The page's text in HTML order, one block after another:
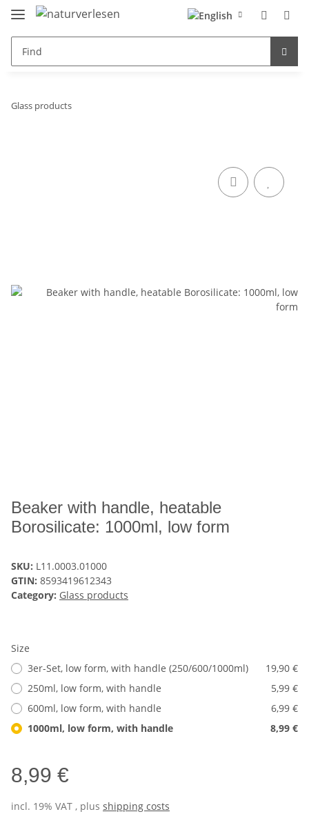
Glass products
Beaker with handle, heatable
Borosilicate: 1000ml, low form
SKU: L11.0003.01000
GTIN: 8593419612343
Category: Glass products
Size
3er-Set, low form, with handle (250/600/1000ml)
19,90 €
250ml, low form, with handle
5,99 €
600ml, low form, with handle
6,99 €
1000ml, low form, with handle
8,99 €
8,99 €
incl. 19% VAT , plus shipping costs